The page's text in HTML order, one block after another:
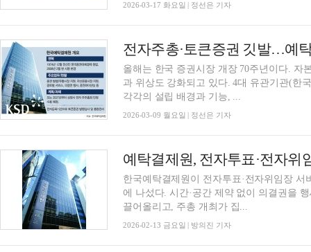
2026-03-17 화요일 | 정선은 기자
올해는 한국 증권시장 개장 70주년이다. 자
과 위상도 강화되고 있다. 4대 유관기관(한
각각의 설립 배경과 기능, ...
2026-03-09 월요일 | 정선은 기자
한국예탁결제원이 전자투표·전자위임장
에 나섰다. 시간·공간 제약 없이 의결권을
끌어올리고, 주총 개최가 집...
2026-02-13 금요일 | 방의진 기자